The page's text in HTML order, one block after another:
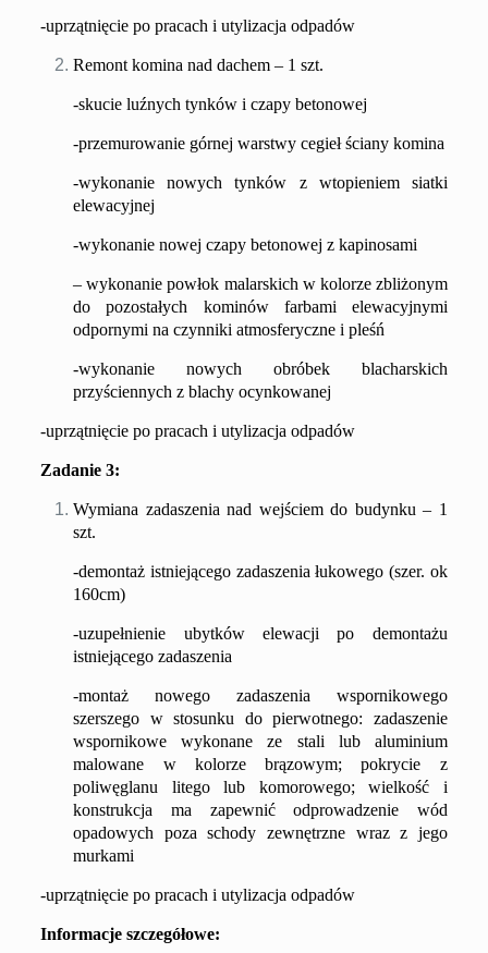
-uprzątnięcie po pracach i utylizacja odpadów
Remont komina nad dachem – 1 szt.
-skucie luźnych tynków i czapy betonowej
-przemurowanie górnej warstwy cegieł ściany komina
-wykonanie nowych tynków z wtopieniem siatki
elewacyjnej
-wykonanie nowej czapy betonowej z kapinosami
– wykonanie powłok malarskich w kolorze zbliżonym
do pozostałych kominów farbami elewacyjnymi
odpornymi na czynniki atmosferyczne i pleśń
-wykonanie nowych obróbek blacharskich
przyściennych z blachy ocynkowanej
-uprzątnięcie po pracach i utylizacja odpadów
Zadanie3:
Wymiana zadaszenia nad wejściem do budynku – 1
szt.
-demontaż istniejącego zadaszenia łukowego (szer. ok
160cm)
-uzupełnienie ubytków elewacji po demontażu
istniejącego zadaszenia
-montaż nowego zadaszenia wspornikowego
szerszego w stosunku do pierwotnego: zadaszenie
wspornikowe wykonane ze stali lub aluminium
malowane w kolorze brązowym; pokrycie z
poliwęglanu litego lub komorowego; wielkość i
konstrukcja ma zapewnić odprowadzenie wód
opadowych poza schody zewnętrzne wraz z jego
murkami
-uprzątnięcie po pracach i utylizacja odpadów
Informacje szczegółowe: